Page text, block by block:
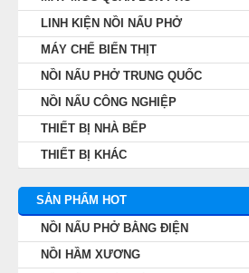
LINH KIỆN NỒI NẤU PHỞ
MÁY CHẾ BIẾN THỊT
NỒI NẤU PHỞ TRUNG QUỐC
NỒI NẤU CÔNG NGHIỆP
THIẾT BỊ NHÀ BẾP
THIẾT BỊ KHÁC
SẢN PHẨM HOT
NỒI NẤU PHỞ BẰNG ĐIỆN
NỒI HẦM XƯƠNG